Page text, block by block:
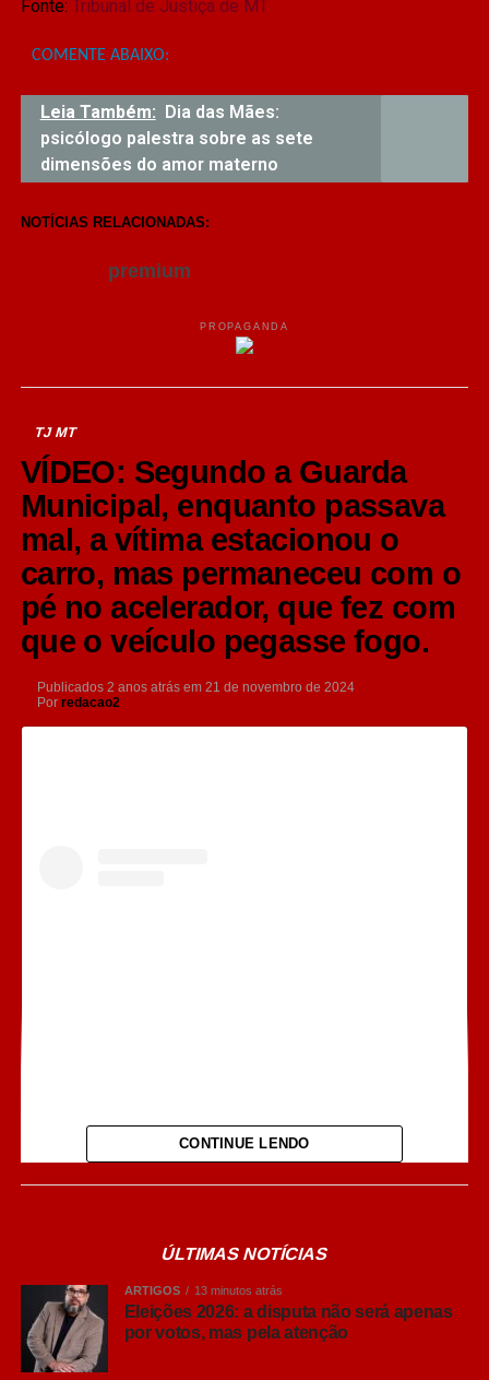
Fonte: Tribunal de Justiça de MT
COMENTE ABAIXO:
Leia Também: Dia das Mães:
psicólogo palestra sobre as sete
dimensões do amor materno
NOTÍCIAS RELACIONADAS:
premium
PROPAGANDA
TJ MT
VÍDEO: Segundo a Guarda
Municipal, enquanto passava
mal, a vítima estacionou o
carro, mas permaneceu com o
pé no acelerador, que fez com
que o veículo pegasse fogo.
Publicados 2 anos atrás em 21 de novembro de 2024
Por redacao2
Ver essa foto no Instagram
CONTINUE LENDO
ÚLTIMAS NOTÍCIAS
ARTIGOS 13 minutos atrás
Eleições 2026: a disputa não será apenas
por votos, mas pela atenção